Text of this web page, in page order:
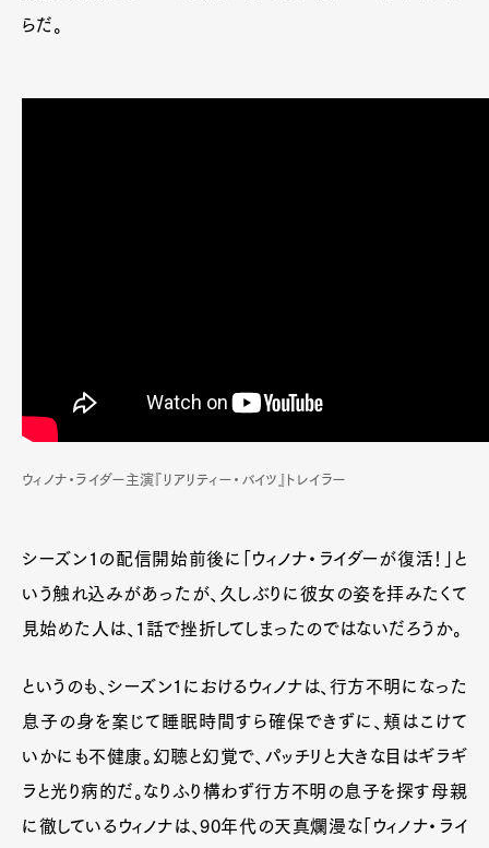
らだ。
ウィノナ・ライダー主演『リアリティー・バイツ』トレイラー
シーズン1の配信開始前後に「ウィノナ・ライダーが復活！」と
いう触れ込みがあったが、久しぶりに彼女の姿を拝みたくて
見始めた人は、1話で挫折してしまったのではないだろうか。
というのも、シーズン1におけるウィノナは、行方不明になった
息子の身を案じて睡眠時間すら確保できずに、頬はこけて
いかにも不健康。幻聴と幻覚で、パッチリと大きな目はギラギ
ラと光り病的だ。なりふり構わず行方不明の息子を探す母親
に徹しているウィノナは、90年代の天真爛漫な「ウィノナ・ライ